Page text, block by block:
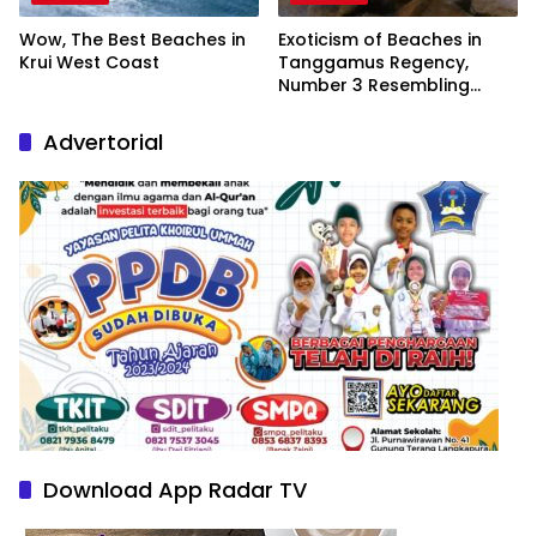
Wow, The Best Beaches in
Krui West Coast
Exoticism of Beaches in
Tanggamus Regency,
Number 3 Resembling
Advertorial
Download App Radar TV